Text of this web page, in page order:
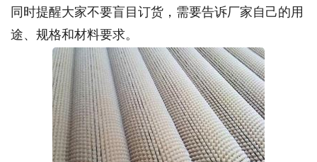
同时提醒大家不要盲目订货，需要告诉厂家自己的用
途、规格和材料要求。